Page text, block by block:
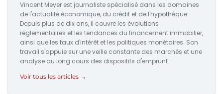
Vincent Meyer est journaliste spécialisé dans les domaines
de l'actualité économique, du crédit et de l'hypothèque.
Depuis plus de dix ans, il couvre les évolutions
réglementaires et les tendances du financement immobilier,
ainsi que les taux d'intérêt et les politiques monétaires. Son
travail s'appuie sur une veille constante des marchés et une
analyse au long cours des dispositifs d'emprunt.
Voir tous les articles →